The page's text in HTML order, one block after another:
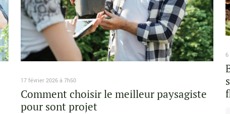
17 février 2026 à 7h50
Comment choisir le meilleur paysagiste
pour sont projet
6